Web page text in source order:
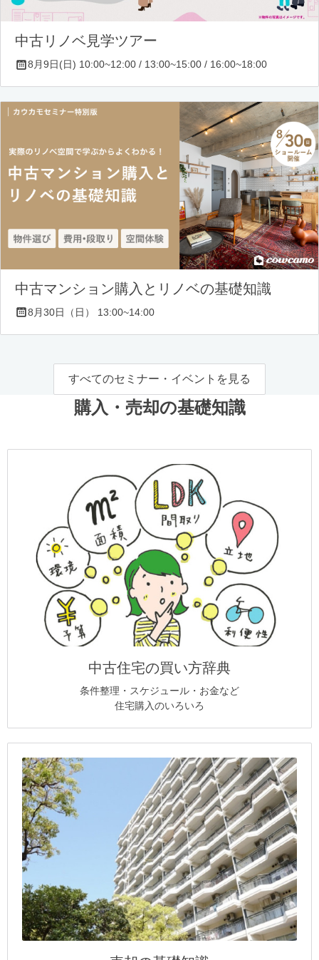
中古リノベ見学ツアー
8月9日(日) 10:00~12:00 / 13:00~15:00 / 16:00~18:00
中古マンション購入とリノベの基礎知識
8月30日（日） 13:00~14:00
すべてのセミナー・イベントを見る
購入・売却の基礎知識
中古住宅の買い方辞典
条件整理・スケジュール・お金など
住宅購入のいろいろ